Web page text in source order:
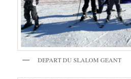
DEPART DU SLALOM GEANT